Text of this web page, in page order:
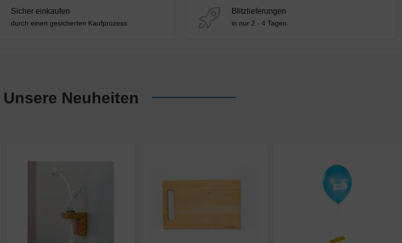
Sicher einkaufen
durch einen gesicherten Kaufprozess
Blitzlieferungen
in nur 2 - 4 Tagen
Unsere Neuheiten